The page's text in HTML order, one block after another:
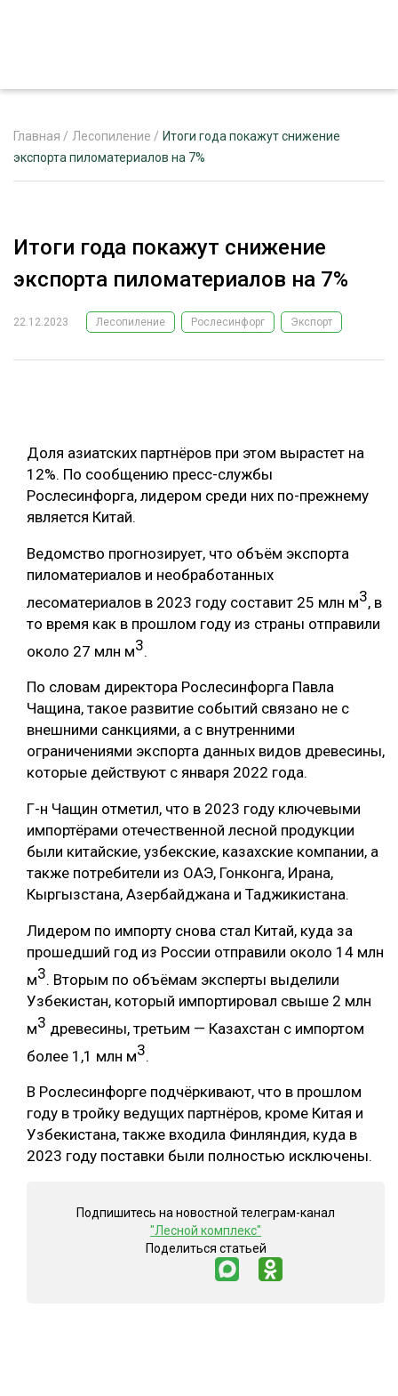
РЕКЛАМОДАТЕЛЯМ
ЛЕСНОЕ ХОЗЯЙСТВО
ЦИФРОВАЯ СРЕДА
БИОЭНЕРГЕТИКА
ЛЕСОВОССТАНОВЛЕНИЕ И ЗАЩИТА
ЛОГИСТИКА
ПРОИЗВОДСТВО ДРЕВЕСНЫХ ПЛИТ
ЛЕСОПИЛЕНИЕ
ДЕРЕВЯННОЕ ДОМОСТРОЕНИЕ
БЕЗОПАСНОЕ ПРОИЗВОДСТВО
СУШКА ДРЕВЕСИНЫ
МЕБЕЛЬНОЕ ПРОИЗВОДСТВО
РУБРИКИ
ТЕМАТИЧЕСКИЕ ПРОЕКТЫ
Главная / Лесопиление / Итоги года покажут снижение
экспорта пиломатериалов на 7%
Итоги года покажут снижение
экспорта пиломатериалов на 7%
22.12.2023 Лесопиление Рослесинфорг Экспорт
Доля азиатских партнёров при этом вырастет на
12%. По сообщению пресс-службы
Рослесинфорга, лидером среди них по-прежнему
является Китай.
Ведомство прогнозирует, что объём экспорта
пиломатериалов и необработанных
лесоматериалов в 2023 году составит 25 млн м3, в
то время как в прошлом году из страны отправили
около 27 млн м3.
По словам директора Рослесинфорга Павла
Чащина, такое развитие событий связано не с
внешними санкциями, а с внутренними
ограничениями экспорта данных видов древесины,
которые действуют с января 2022 года.
Г-н Чащин отметил, что в 2023 году ключевыми
импортёрами отечественной лесной продукции
были китайские, узбекские, казахские компании, а
также потребители из ОАЭ, Гонконга, Ирана,
Кыргызстана, Азербайджана и Таджикистана.
Лидером по импорту снова стал Китай, куда за
прошедший год из России отправили около 14 млн
м3. Вторым по объёмам эксперты выделили
Узбекистан, который импортировал свыше 2 млн
м3 древесины, третьим — Казахстан с импортом
более 1,1 млн м3.
В Рослесинфорге подчёркивают, что в прошлом
году в тройку ведущих партнёров, кроме Китая и
Узбекистана, также входила Финляндия, куда в
2023 году поставки были полностью исключены.
Подпишитесь на новостной телеграм-канал
"Лесной комплекс"
Поделиться статьей